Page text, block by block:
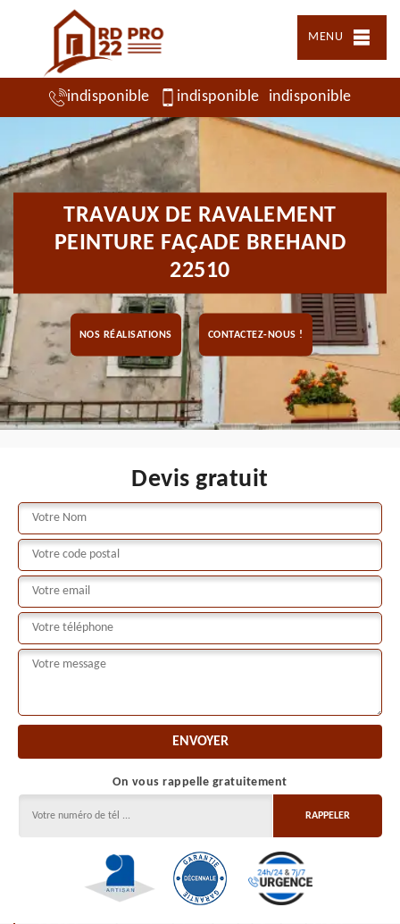
MENU
indisponible indisponible indisponible
TRAVAUX DE RAVALEMENT
PEINTURE FAÇADE BREHAND
22510
NOS RÉALISATIONS CONTACTEZ-NOUS !
Devis gratuit
On vous rappelle gratuitement